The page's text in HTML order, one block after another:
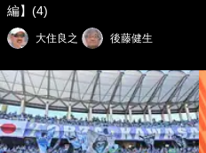
編】(4)
大住良之 後藤健生